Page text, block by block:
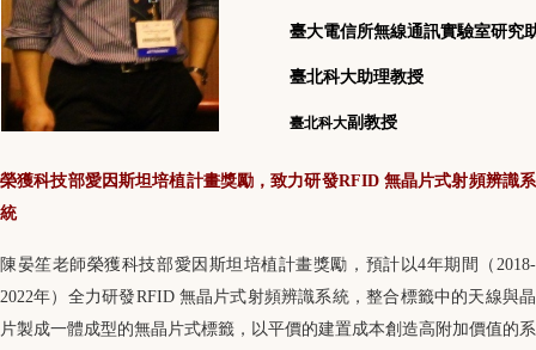
臺大電信所無線通訊實驗室研究
臺北科大助理教授
臺北科大副教授
榮獲科技部愛因斯坦培植計畫獎勵，致力研發RFID 無晶片式射頻辨識系
統
陳晏笙老師榮獲科技部愛因斯坦培植計畫獎勵，預計以4年期間（2018-
2022年）全力研發RFID 無晶片式射頻辨識系統，整合標籤中的天線與晶
片製成一體成型的無晶片式標籤，以平價的建置成本創造高附加價值的系